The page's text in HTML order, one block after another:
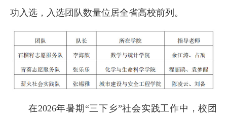
功入选，入选团队数量位居全省高校前列。
在2026年暑期“三下乡”社会实践工作中，校团